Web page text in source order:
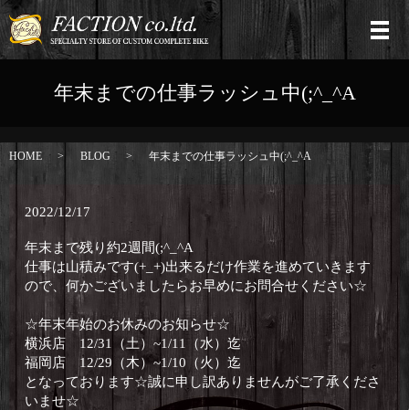
年末までの仕事ラッシュ中(;^_^A
HOME BLOG 年末までの仕事ラッシュ中(;^_^A
2022/12/17
年末まで残り約2週間(;^_^A
仕事は山積みです(+_+)出来るだけ作業を進めていきます
ので、何かございましたらお早めにお問合せください☆
☆年末年始のお休みのお知らせ☆
横浜店 12/31（土）~1/11（水）迄
福岡店 12/29（木）~1/10（火）迄
となっております☆誠に申し訳ありませんがご了承くださ
いませ☆